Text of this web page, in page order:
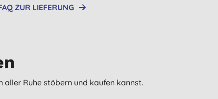
ZUR LIEFERUNG
Ruhe stöbern und kaufen kannst.